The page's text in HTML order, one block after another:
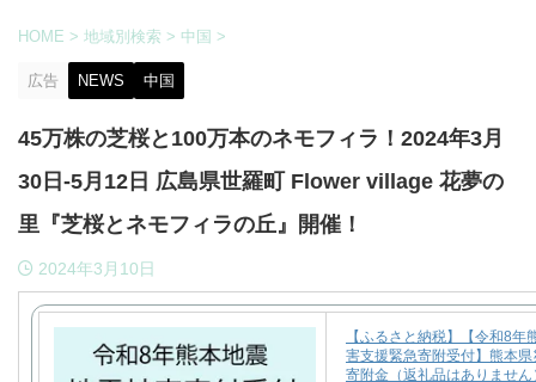
HOME > 地域別検索 > 中国 >
広告 NEWS 中国
45万株の芝桜と100万本のネモフィラ！2024年3月
30日-5月12日 広島県世羅町 Flower village 花夢の
里『芝桜とネモフィラの丘』開催！
2024年3月10日
【ふるさと納税】【令和8年
害支援緊急寄附受付】熊本県
寄附金（返礼品はありません